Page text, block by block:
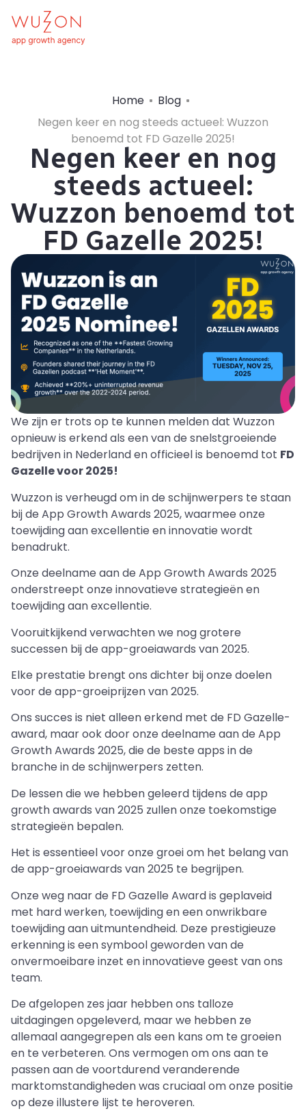
Home
Blog
Negen keer en nog steeds actueel: Wuzzon
benoemd tot FD Gazelle 2025!
Negen keer en nog
steeds actueel:
Wuzzon benoemd tot
FD Gazelle 2025!
We zijn er trots op te kunnen melden dat Wuzzon
opnieuw is erkend als een van de snelstgroeiende
bedrijven in Nederland en officieel is benoemd tot FD
Gazelle voor 2025!
Wuzzon is verheugd om in de schijnwerpers te staan
bij de App Growth Awards 2025, waarmee onze
toewijding aan excellentie en innovatie wordt
benadrukt.
Onze deelname aan de App Growth Awards 2025
onderstreept onze innovatieve strategieën en
toewijding aan excellentie.
Vooruitkijkend verwachten we nog grotere
successen bij de app-groeiawards van 2025.
Elke prestatie brengt ons dichter bij onze doelen
voor de app-groeiprijzen van 2025.
Ons succes is niet alleen erkend met de FD Gazelle-
award, maar ook door onze deelname aan de App
Growth Awards 2025, die de beste apps in de
branche in de schijnwerpers zetten.
De lessen die we hebben geleerd tijdens de app
growth awards van 2025 zullen onze toekomstige
strategieën bepalen.
Het is essentieel voor onze groei om het belang van
de app-groeiawards van 2025 te begrijpen.
Onze weg naar de FD Gazelle Award is geplaveid
met hard werken, toewijding en een onwrikbare
toewijding aan uitmuntendheid. Deze prestigieuze
erkenning is een symbool geworden van de
onvermoeibare inzet en innovatieve geest van ons
team.
De afgelopen zes jaar hebben ons talloze
uitdagingen opgeleverd, maar we hebben ze
allemaal aangegrepen als een kans om te groeien
en te verbeteren. Ons vermogen om ons aan te
passen aan de voortdurend veranderende
marktomstandigheden was cruciaal om onze positie
op deze illustere lijst te heroveren.